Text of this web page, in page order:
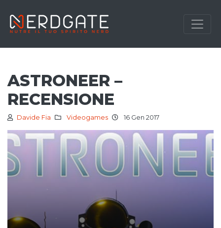
ASTRONEER –
RECENSIONE
Davide Fia Videogames 16 Gen 2017